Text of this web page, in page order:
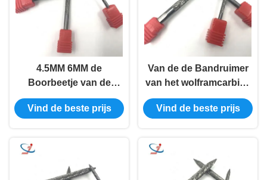
4.5MM 6MM de
Boorbeetje van de
Bandruimer/de Hoge
Ruimer van de
Vind de beste prijs
Van de de Bandruimer
van het wolframcarbide
het Duurzame het
Beetje Veilige en
Rubber Oppoetsen
Vind de beste prijs